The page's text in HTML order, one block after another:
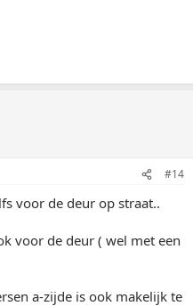
#14
voor de deur op straat..
voor de deur ( wel met een
a-zijde is ook makelijk te